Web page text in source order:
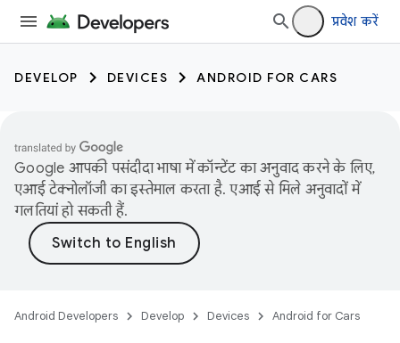
प्रवेश करें
DEVELOP DEVICES ANDROID FOR CARS
Google आपकी पसंदीदा भाषा में कॉन्टेंट का अनुवाद करने के लिए,
एआई टेक्नोलॉजी का इस्तेमाल करता है. एआई से मिले अनुवादों में
गलतियां हो सकती हैं.
Android Developers Develop Devices Android for Cars